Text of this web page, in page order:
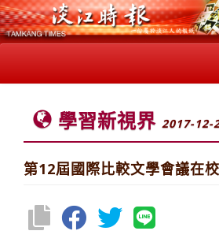
學習新視界 2017-12-
第12屆國際比較文學會議在